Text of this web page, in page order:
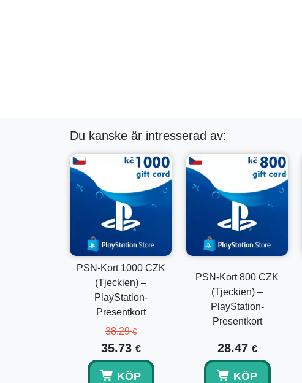
Du kanske är intresserad av:
PSN-Kort 1000 CZK
(Tjeckien) –
PlayStation-
Presentkort
38.29€
35.73 €
KÖP
PSN-Kort 800 CZK
(Tjeckien) –
PlayStation-
Presentkort
28.47 €
KÖP